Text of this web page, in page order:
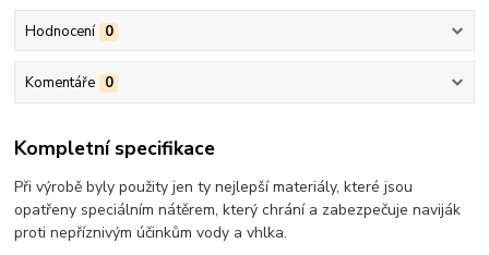
Hodnocení 0
Komentáře 0
Kompletní specifikace
Při výrobě byly použity jen ty nejlepší materiály, které jsou
opatřeny speciálním nátěrem, který chrání a zabezpečuje naviják
proti nepříznivým účinkům vody a vhlka.